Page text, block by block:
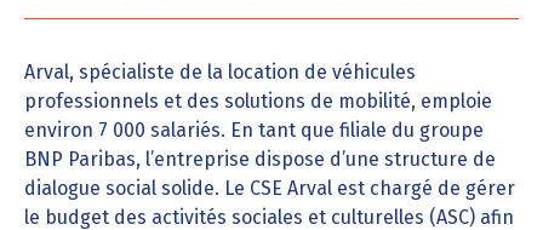
Arval, spécialiste de la location de véhicules
professionnels et des solutions de mobilité, emploie
environ 7 000 salariés. En tant que filiale du groupe
BNP Paribas, l’entreprise dispose d’une structure de
dialogue social solide. Le CSE Arval est chargé de gérer
le budget des activités sociales et culturelles (ASC) afin